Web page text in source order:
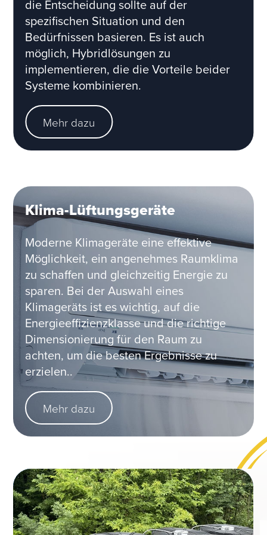
die Entscheidung sollte auf der
spezifischen Situation und den
Bedürfnissen basieren. Es ist auch
möglich, Hybridlösungen zu
implementieren, die die Vorteile beider
Systeme kombinieren.
Mehr dazu
Klima-Lüftungsgeräte
Moderne Klimageräte eine effektive
Möglichkeit, ein angenehmes Raumklima
zu schaffen und gleichzeitig Energie zu
sparen. Bei der Auswahl eines
Klimageräts ist es wichtig, auf die
Energieeffizienzklasse und die richtige
Dimensionierung für den Raum zu
achten, um die besten Ergebnisse zu
erzielen..
Mehr dazu